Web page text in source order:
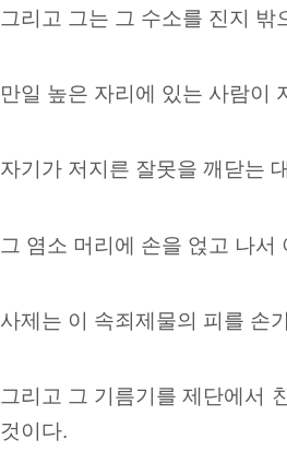
그리고 그는 그 수소를 진지
만일 높은 자리에 있는 사람이
자기가 저지른 잘못을 깨닫는
그 염소 머리에 손을 얹고 나
사제는 이 속죄제물의 피를 손
그리고 그 기름기를 제단에서
것이다.